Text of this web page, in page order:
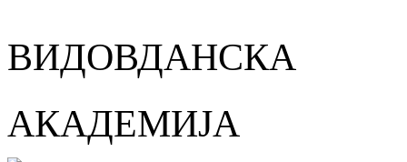
ВИДОВДАНСКА
АКАДЕМИЈА